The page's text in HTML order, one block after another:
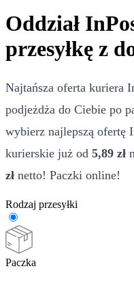
Oddział
przesyłkę z
Najtańsza oferta kuriera
podjeżdża do Ciebie po
wybierz najlepszą ofertę
kurierskie już od 5,89 zł
zł netto! Paczki online!
Rodzaj przesyłki
Paczka